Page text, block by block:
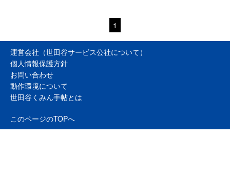
1
運営会社（世田谷サービス公社について）
個人情報保護方針
お問い合わせ
動作環境について
世田谷くみん手帖とは
このページのTOPへ